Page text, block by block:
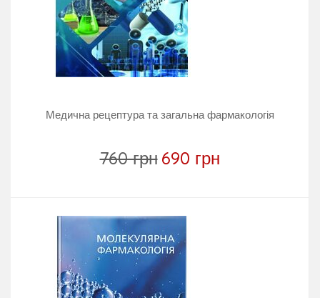
Медична рецептура та загальна фармакологія
760 грн 690 грн